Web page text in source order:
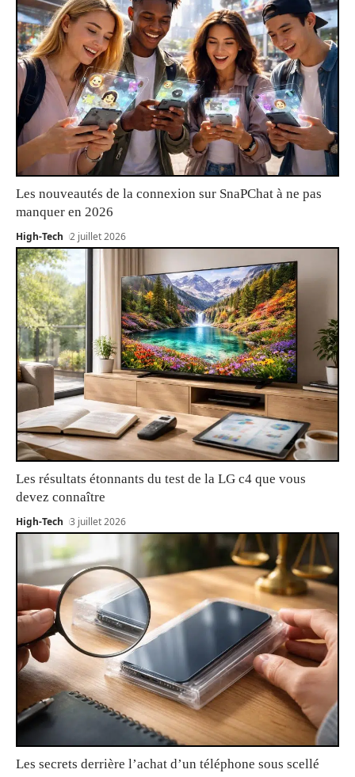
Les nouveautés de la connexion sur SnaPChat à ne pas
manquer en 2026
High-Tech 2 juillet 2026
Les résultats étonnants du test de la LG c4 que vous
devez connaître
High-Tech 3 juillet 2026
Les secrets derrière l’achat d’un téléphone sous scellé